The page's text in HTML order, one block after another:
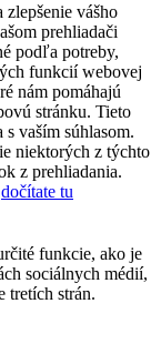
vášho
prehliadači
podľa potreby,
funkcií webovej
nám pomáhajú
stránku. Tieto
vaším súhlasom.
niektorých z týchto
z prehliadania.
dočítate tu
funkcie, ako je
sociálnych médií,
tretích strán.